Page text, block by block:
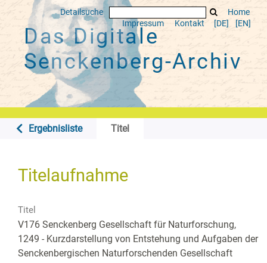
Detailsuche
Home
Impressum
Kontakt [DE] [EN]
Das Digitale
Senckenberg-Archiv
Ergebnisliste Titel
Titelaufnahme
Titel
V176 Senckenberg Gesellschaft für Naturforschung,
1249 - Kurzdarstellung von Entstehung und Aufgaben der
Senckenbergischen Naturforschenden Gesellschaft